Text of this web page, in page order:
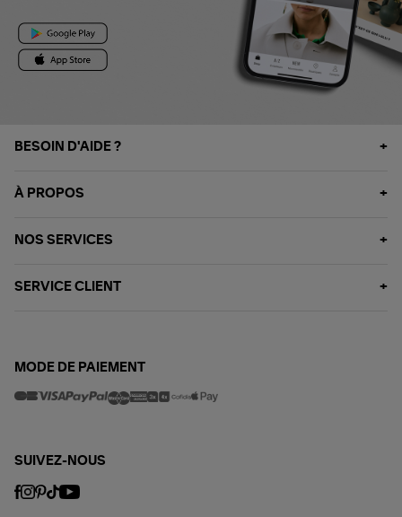
BESOIN D'AIDE ?
À PROPOS
NOS SERVICES
SERVICE CLIENT
MODE DE PAIEMENT
SUIVEZ-NOUS